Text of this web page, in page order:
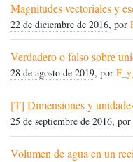
Magnitudes vectoriales y
22 de diciembre de 2016, por
Verdadero o falso sobre
28 de agosto de 2019, por
[T] Dimensiones y
25 de septiembre de 2016, por
Volumen de agua en un